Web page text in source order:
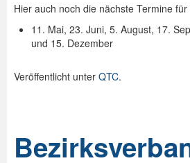
Hier auch noch die nächste Termine für
11. Mai, 23. Juni, 5. August, 17.
und 15. Dezember
Veröffentlicht unter QTC.